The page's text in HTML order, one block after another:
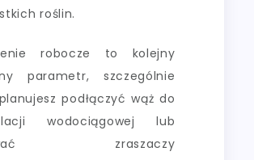
roślin.
robocze to kolejny
parametr, szczególnie
podłączyć wąż do
wodociągowej lub
zraszaczy